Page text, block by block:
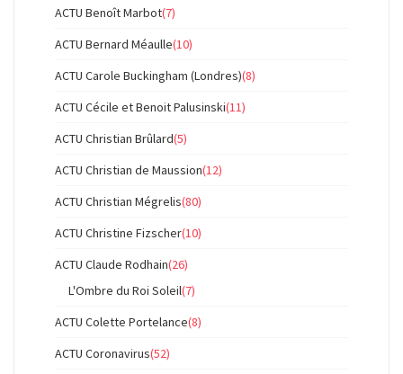
ACTU Benoît Marbot(7)
ACTU Bernard Méaulle(10)
ACTU Carole Buckingham (Londres)(8)
ACTU Cécile et Benoit Palusinski(11)
ACTU Christian Brûlard(5)
ACTU Christian de Maussion(12)
ACTU Christian Mégrelis(80)
ACTU Christine Fizscher(10)
ACTU Claude Rodhain(26)
L'Ombre du Roi Soleil(7)
ACTU Colette Portelance(8)
ACTU Coronavirus(52)